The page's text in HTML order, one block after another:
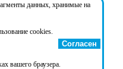
данных, хранимые на
cookies.
Согласен
вашего браузера.